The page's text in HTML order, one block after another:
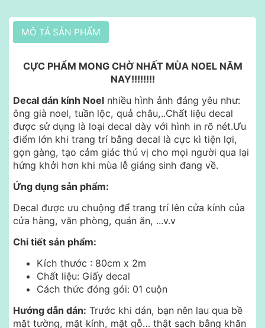
MÔ TẢ SẢN PHẨM
CỰC PHẨM MONG CHỜ NHẤT MÙA NOEL NĂM
NAY!!!!!!!!
Decal dán kính Noel nhiều hình ảnh đáng yêu như:
ông già noel, tuần lộc, quả châu,..Chất liệu decal
được sử dụng là loại decal dày với hình in rõ nét.Ưu
điểm lớn khi trang trí bằng decal là cực kì tiện lợi,
gọn gàng, tạo cảm giác thú vị cho mọi người qua lại
hứng khởi hơn khi mùa lễ giáng sinh đang về.
Ứng dụng sản phẩm:
Decal được ưu chuộng để trang trí lên cửa kính của
cửa hàng, văn phòng, quán ăn, ...v.v
Chi tiết sản phẩm:
Kích thước : 80cm x 2m
Chất liệu: Giấy decal
Cách thức đóng gói: 01 cuộn
Hướng dẫn dán: Trước khi dán, bạn nên lau qua bề
mặt tường, mặt kính, mặt gỗ… thật sạch bằng khăn